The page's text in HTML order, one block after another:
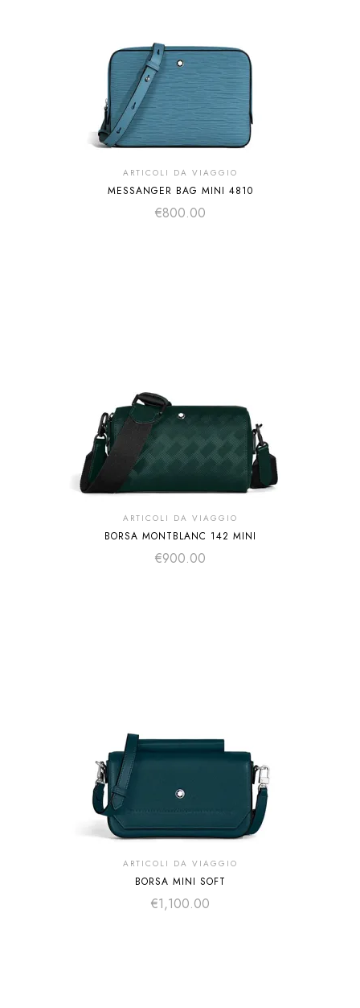
ARTICOLI DA VIAGGIO
MESSANGER BAG MINI 4810
€800.00
ARTICOLI DA VIAGGIO
BORSA MONTBLANC 142 MINI
€900.00
ARTICOLI DA VIAGGIO
BORSA MINI SOFT
€1,100.00